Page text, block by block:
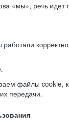
«мы», речь
файлы cookie,
передачи.